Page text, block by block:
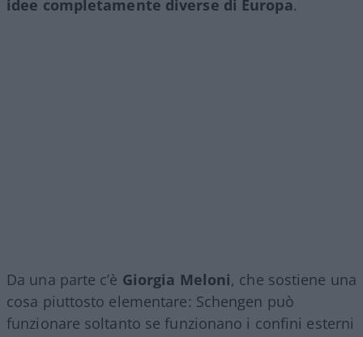
idee completamente diverse di Europa.
Da una parte c’è Giorgia Meloni, che sostiene una
cosa piuttosto elementare: Schengen può
funzionare soltanto se funzionano i confini esterni